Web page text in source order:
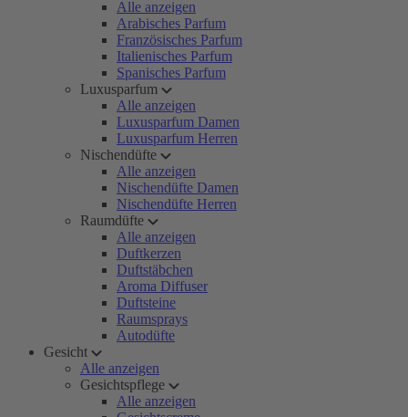
Alle anzeigen
Arabisches Parfum
Französisches Parfum
Italienisches Parfum
Spanisches Parfum
Luxusparfum
Alle anzeigen
Luxusparfum Damen
Luxusparfum Herren
Nischendüfte
Alle anzeigen
Nischendüfte Damen
Nischendüfte Herren
Raumdüfte
Alle anzeigen
Duftkerzen
Duftstäbchen
Aroma Diffuser
Duftsteine
Raumsprays
Autodüfte
Gesicht
Alle anzeigen
Gesichtspflege
Alle anzeigen